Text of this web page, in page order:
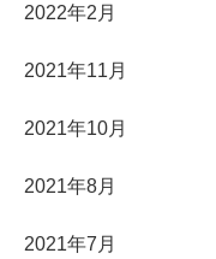
2022年2月
2021年11月
2021年10月
2021年8月
2021年7月